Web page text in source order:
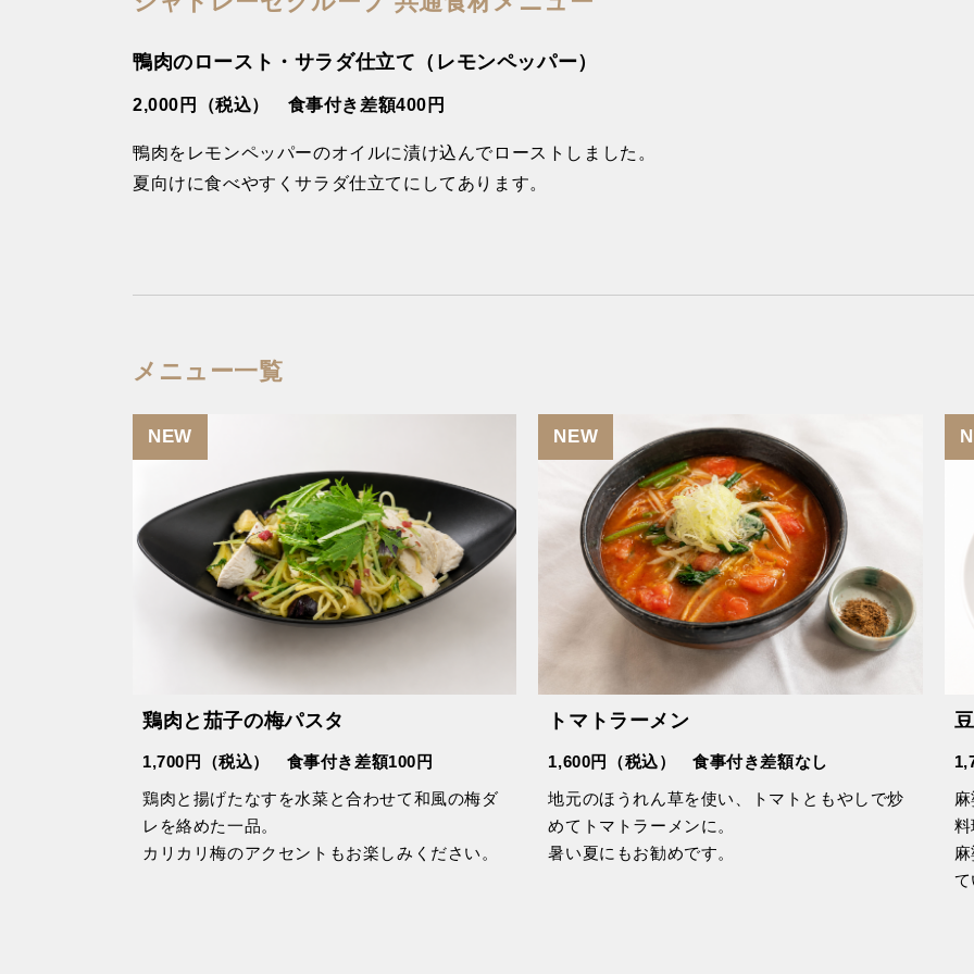
鴨肉のロースト・サラダ仕立て（レモンペッパー）
2,000円（税込） 食事付き差額400円
鴨肉をレモンペッパーのオイルに漬け込んでローストしました。
夏向けに食べやすくサラダ仕立てにしてあります。
メニュー一覧
NEW
鶏肉と茄子の梅パスタ
1,700円（税込） 食事付き差額100円
鶏肉と揚げたなすを水菜と合わせて和風の梅ダ
レを絡めた一品。
カリカリ梅のアクセントもお楽しみください。
NEW
トマトラーメン
1,600円（税込） 食事付き差額なし
地元のほうれん草を使い、トマトともやしで炒
めてトマトラーメンに。
暑い夏にもお勧めです。